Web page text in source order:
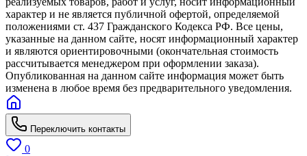
характер и не является публичной офертой, определяемой
положениями ст. 437 Гражданского Кодекса РФ. Все цены,
указанные на данном сайте, носят информационный характер
и являются ориентировочными (окончательная стоимость
рассчитывается менеджером при оформлении заказа).
Опубликованная на данном сайте информация может быть
изменена в любое время без предварительного уведомления.
Переключить контакты
0